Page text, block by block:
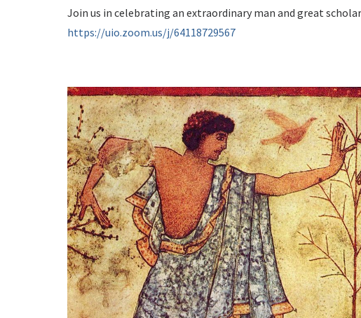
Join us in celebrating an extraordinary man and great
https://uio.zoom.us/j/64118729567